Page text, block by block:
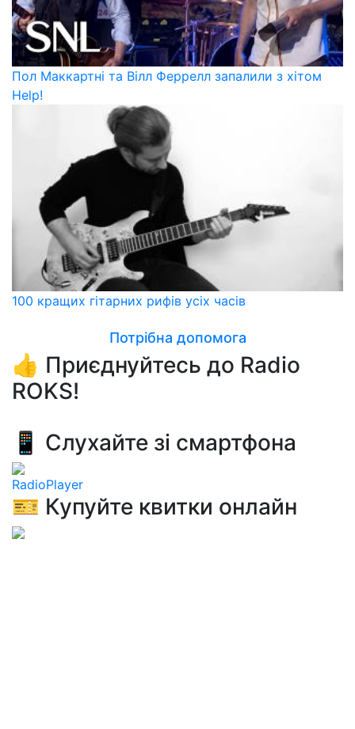
Пол Маккартні та Вілл Феррелл запалили з хітом
Help!
100 кращих гітарних рифів усіх часів
Потрібна допомога
👍 Приєднуйтесь до Radio
ROKS!
📱 Слухайте зі смартфона
RadioPlayer
🎫 Купуйте квитки онлайн